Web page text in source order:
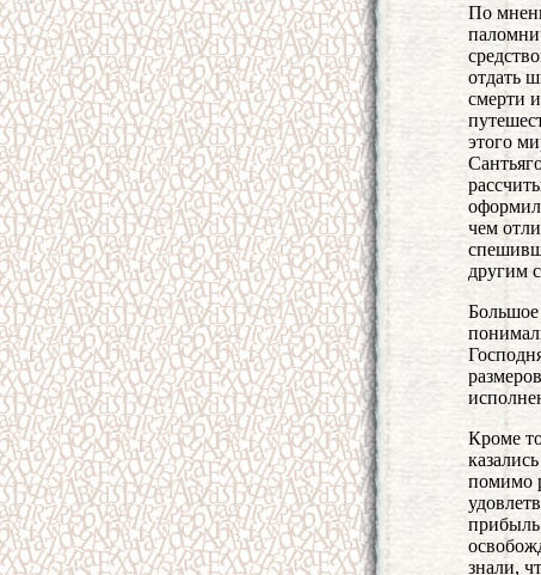
По
отдать
смерти
этого
чем
другим
Кроме
помимо
прибыль
знали,